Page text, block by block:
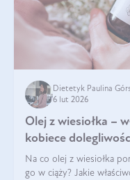
Dietetyk Paulina
6 lut 2026
Olej z wiesiołka –
kobiece
Na co olej z wiesiołka
go w ciąży? Jakie